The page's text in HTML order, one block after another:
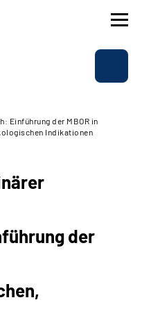
Einführung der MBOR in
Indikationen
der